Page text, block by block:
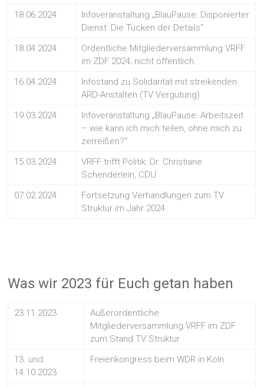
18.06.2024
Infoveranstaltung „BlauPause: Disponierter
Dienst: Die Tücken der Details“
18.04.2024
Ordentliche Mitgliederversammlung VRFF
im ZDF 2024; nicht öffentlich.
16.04.2024
Infostand zu Solidarität mit streikenden
ARD-Anstalten (TV Vergütung)
19.03.2024
Infoveranstaltung „BlauPause: Arbeitszeit
– wie kann ich mich teilen, ohne mich zu
zerreißen?“
15.03.2024
VRFF trifft Politik: Dr. Christiane
Schenderlein, CDU
07.02.2024
Fortsetzung Verhandlungen zum TV
Struktur im Jahr 2024
Was wir 2023 für Euch getan haben
23.11.2023
Außerordentliche
Mitgliederversammlung VRFF im ZDF
zum Stand TV Struktur
13. und
14.10.2023
Freienkongress beim WDR in Köln